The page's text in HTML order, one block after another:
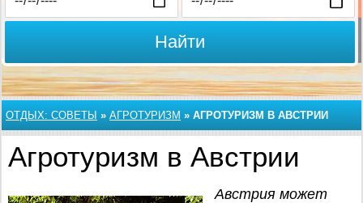
Найти
ОТДЫХ: СОВЕТЫ » АГРОТУРИЗМ » АГРОТУРИЗМ В АВСТРИИ
Агротуризм в Австрии
Австрия может